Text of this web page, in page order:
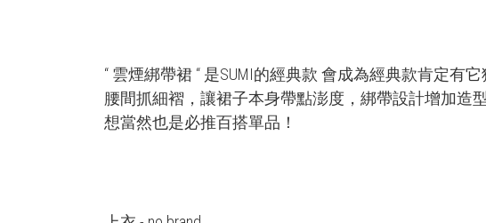
“ 雲煙綁帶裙 “ 是SUMI的經典款 會成為經典款肯定有它
腰間抓細褶，讓裙子本身帶點澎度，綁帶設計增加造
想當然也是必推百搭單品！